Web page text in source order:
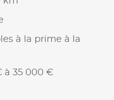
à la prime à la
à 35 000 €